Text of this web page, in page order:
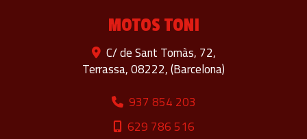
MOTOS TONI
C/ de Sant Tomàs, 72,
Terrassa,08222,(Barcelona)
937 854 203
629 786 516